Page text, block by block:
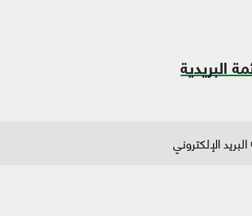
البريدية